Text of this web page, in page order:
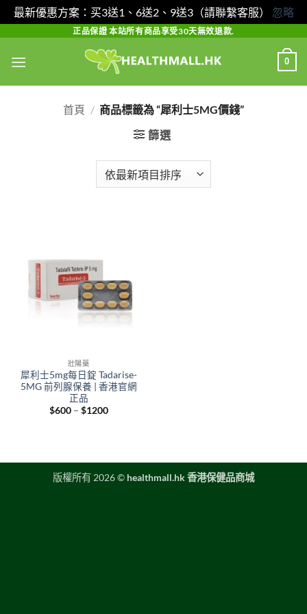
最新優惠方案：买3送1、6送2、9送3（請聯繫客服） 忽略
content
正品保證 本站所有商品享受30天無效退款.
0
首頁 / 商品標籤為 “犀利士5MG價錢”
篩選
壯陽藥
犀利士5mg每日錠 Tadarise-
5MG 前列腺保養 | 香港官網
正品
$600 – $1200Price
版權所有 2026 © healthmall.hk 香港保健品商城